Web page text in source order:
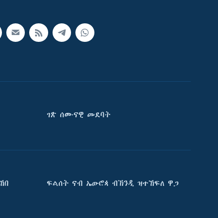
ገጽ ሰሙናዊ መደባት
ፍልሰት ናብ ኤውሮጳ ብኽንዲ ዝተኸፍለ ዋጋ